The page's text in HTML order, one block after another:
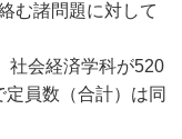
む諸問題に対して
社会経済学科が520
員数（合計）は同